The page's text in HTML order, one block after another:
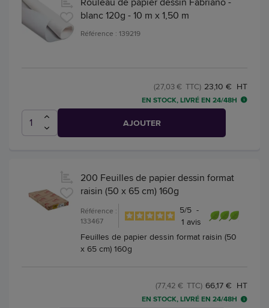
blanc 120g - 10 m x 1,50 m
Référence : 139219
23,10 € HT
(27,03 € TTC)
EN STOCK, LIVRÉ EN 24/48H
AJOUTER
200 Feuilles de papier dessin format
raisin (50 x 65 cm) 160g
Référence :
133467
5/5 -
1 avis
Feuilles de papier dessin format raisin (50
x 65 cm) 160g
66,17 € HT
(77,42 € TTC)
EN STOCK, LIVRÉ EN 24/48H